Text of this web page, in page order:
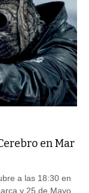
en Mar
a las 18:30 en
y 25 de Mayo,